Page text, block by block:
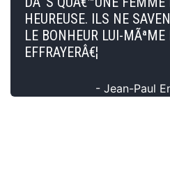
HEUREUSE. ILS NE
LE BONHEUR LUI-MÃªME
EFFRAYERÂ€¦
- Jean-Paul